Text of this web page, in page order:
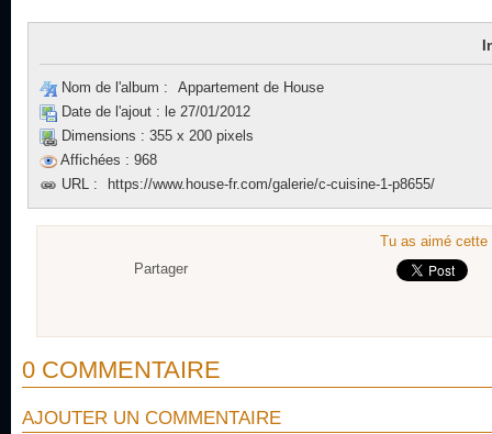
Nom de l'album :
Appartement de House
Date de l'ajout : le 27/01/2012
Dimensions : 355 x 200 pixels
Affichées : 968
URL :
https://www.house-fr.com/galerie/c-cuisine-1-p8655/
Tu as aimé
Partager
0 COMMENTAIRE
AJOUTER UN COMMENTAIRE